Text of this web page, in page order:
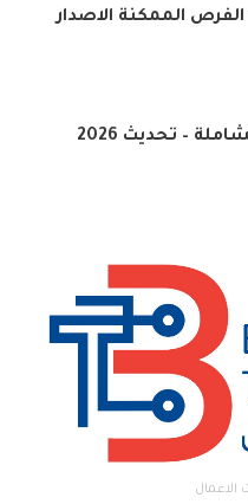
الفرص الممكنة الاصدار
– تحديث 2026
الاعمال